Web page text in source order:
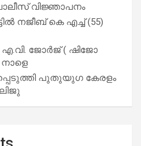
വിജ്ഞാപനം
നജീബ് കെ എച്ച് (55)
എ.​വി. ജോ​ർ​ജ് ( ഷിജോ
നാളെ
പുതുയുഗ കേരളം